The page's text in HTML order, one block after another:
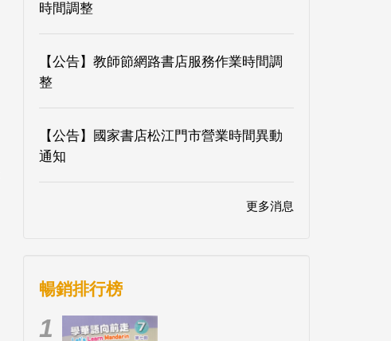
時間調整
【公告】教師節網路書店服務作業時間調
整
【公告】國家書店松江門市營業時間異動
通知
更多消息
暢銷排行榜
1